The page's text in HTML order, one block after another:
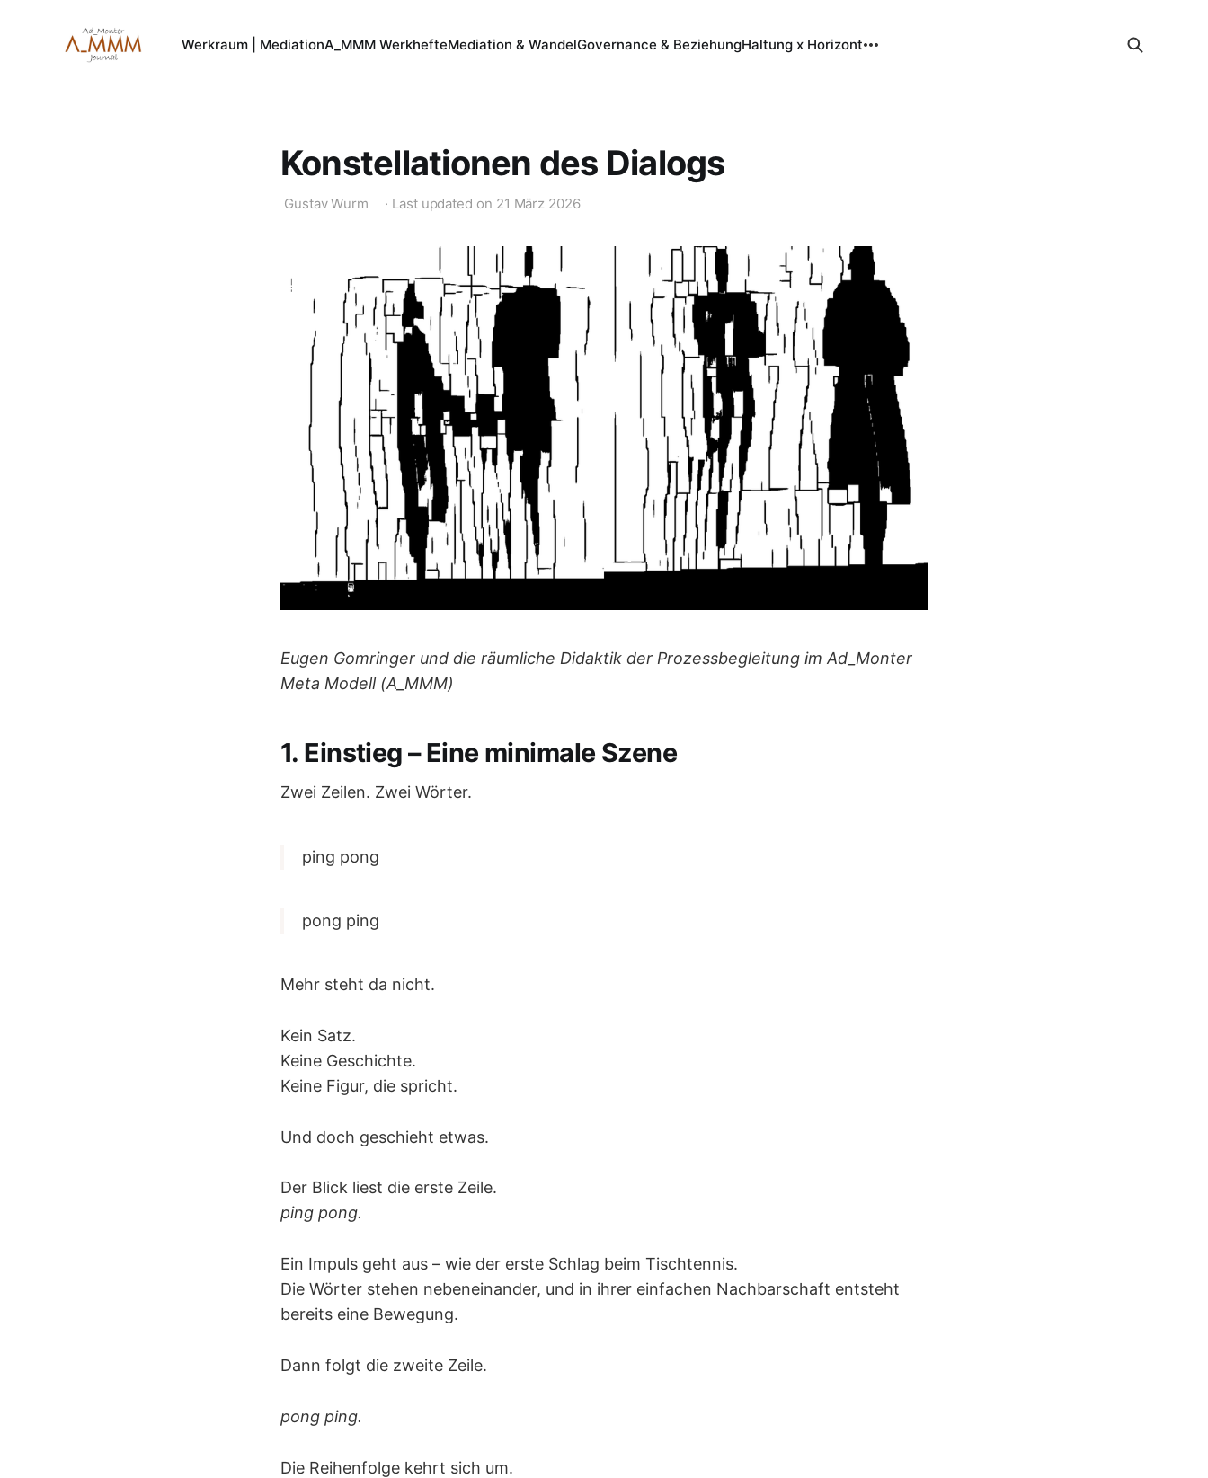
Werkraum | MediationA_MMM WerkhefteMediation & WandelGovernance & BeziehungHaltung x Horizont
Konstellationen des Dialogs
Gustav Wurm · Last updated on 21 März 2026
Eugen Gomringer und die räumliche Didaktik der Prozessbegleitung im Ad_Monter
Meta Modell (A_MMM)
1. Einstieg – Eine minimale Szene
Zwei Zeilen. Zwei Wörter.
ping pong
pong ping
Mehr steht da nicht.
Kein Satz.
Keine Geschichte.
Keine Figur, die spricht.
Und doch geschieht etwas.
Der Blick liest die erste Zeile.
ping pong.
Ein Impuls geht aus – wie der erste Schlag beim Tischtennis.
Die Wörter stehen nebeneinander, und in ihrer einfachen Nachbarschaft entsteht
bereits eine Bewegung.
Dann folgt die zweite Zeile.
pong ping.
Die Reihenfolge kehrt sich um.